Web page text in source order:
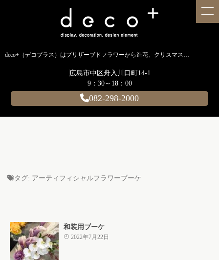
deco+（デコプラス）はプリザーブドフラワーから造花、クリスマス装飾、イルミネーションに至るまで扱う広島のディスプレイ専門ショップです。
広島市中区舟入川口町14-1
9：30～18：00
082-298-2000
タグ: アーティフィシャルフラワーブーケ
和装用ブーケ
2022年7月22日